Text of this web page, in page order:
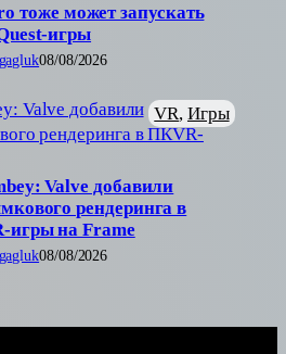
тоже может запускать
игры
08/08/2026
Valve добавили
рендеринга в
игры на Frame
VR, Игры
08/08/2026